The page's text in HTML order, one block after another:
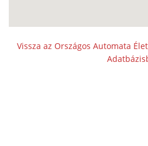
Vissza az Országos Automata